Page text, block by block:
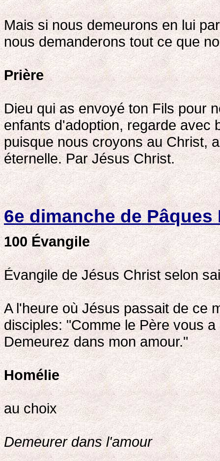
Mais si nous demeurons en lui
nous demanderons tout ce que
Prière
Dieu qui as envoyé ton Fils pour
enfants d'adoption, regarde avec
puisque nous croyons au Christ,
éternelle. Par Jésus Christ.
6e dimanche de Pâques
100 Évangile
Évangile de Jésus Christ selon
A l'heure où Jésus passait de ce
disciples: "Comme le Père vous
Demeurez dans mon amour."
Homélie
au choix
Demeurer dans l'amour